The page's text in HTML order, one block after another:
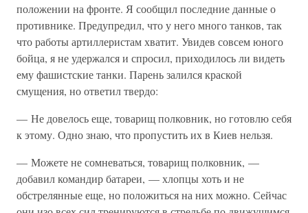
положении на фронте. Я сообщил последние данные о
противнике. Предупредил, что у него много танков, так
что работы артиллеристам хватит. Увидев совсем юного
бойца, я не удержался и спросил, приходилось ли видеть
ему фашистские танки. Парень залился краской
смущения, но ответил твердо:
— Не довелось еще, товарищ полковник, но готовлю себя
к этому. Одно знаю, что пропустить их в Киев нельзя.
— Можете не сомневаться, товарищ полковник, —
добавил командир батареи, — хлопцы хоть и не
обстрелянные еще, но положиться на них можно. Сейчас